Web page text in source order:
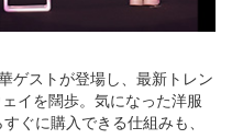
ゲストが登場し、最新トレン
イを闊歩。気になった洋服
ぐに購入できる仕組みも、